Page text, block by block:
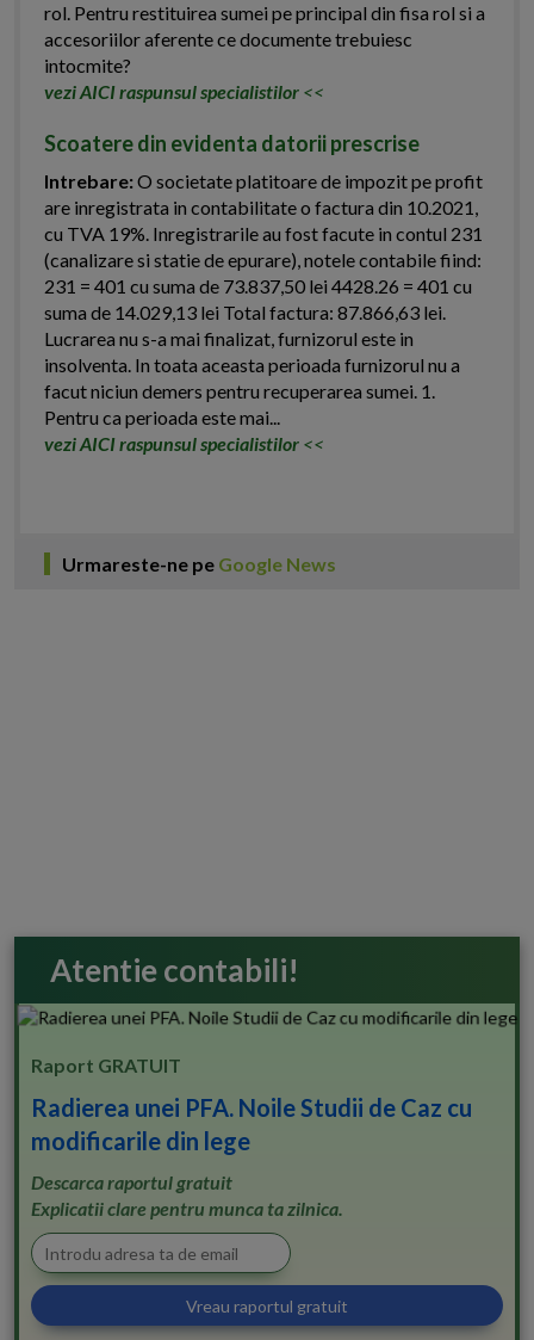
rol. Pentru restituirea sumei pe principal din fisa rol si a
accesoriilor aferente ce documente trebuiesc
intocmite?
vezi AICI raspunsul specialistilor <<
Scoatere din evidenta datorii prescrise
Intrebare:O societate platitoare de impozit pe profit
are inregistrata in contabilitate o factura din 10.2021,
cu TVA 19%. Inregistrarile au fost facute in contul 231
(canalizare si statie de epurare), notele contabile fiind:
231 = 401 cu suma de 73.837,50 lei 4428.26 = 401 cu
suma de 14.029,13 lei Total factura: 87.866,63 lei.
Lucrarea nu s-a mai finalizat, furnizorul este in
insolventa. In toata aceasta perioada furnizorul nu a
facut niciun demers pentru recuperarea sumei. 1.
Pentru ca perioada este mai...
vezi AICI raspunsul specialistilor <<
Urmareste-ne pe Google News
Atentie contabili!
Raport GRATUIT
Radierea unei PFA. Noile Studii de Caz cu
modificarile din lege
Descarca raportul gratuit
Explicatii clare pentru munca ta zilnica.